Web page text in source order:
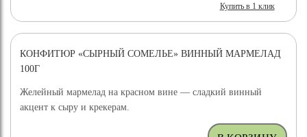
Купить в 1 клик
КОНФИТЮР «СЫРНЫЙ СОМЕЛЬЕ» ВИННЫЙ МАРМЕЛАД
100Г
Желейный мармелад на красном вине — сладкий винный
акцент к сыру и крекерам.